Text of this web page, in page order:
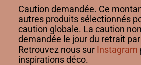
Caution demandée. Ce
autres produits sélectionnés
caution globale. La caution
demandée le jour du retrait
Retrouvez nous sur Instagram
inspirations déco.